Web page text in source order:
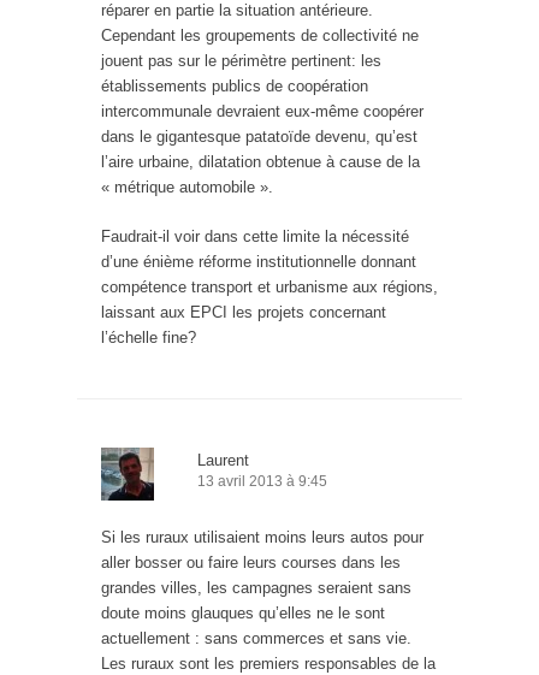
réparer en partie la situation antérieure.
Cependant les groupements de collectivité ne
jouent pas sur le périmètre pertinent: les
établissements publics de coopération
intercommunale devraient eux-même coopérer
dans le gigantesque patatoïde devenu, qu’est
l’aire urbaine, dilatation obtenue à cause de la
« métrique automobile ».
Faudrait-il voir dans cette limite la nécessité
d’une énième réforme institutionnelle donnant
compétence transport et urbanisme aux régions,
laissant aux EPCI les projets concernant
l’échelle fine?
Laurent
13 avril 2013 à 9:45
Si les ruraux utilisaient moins leurs autos pour
aller bosser ou faire leurs courses dans les
grandes villes, les campagnes seraient sans
doute moins glauques qu’elles ne le sont
actuellement : sans commerces et sans vie.
Les ruraux sont les premiers responsables de la